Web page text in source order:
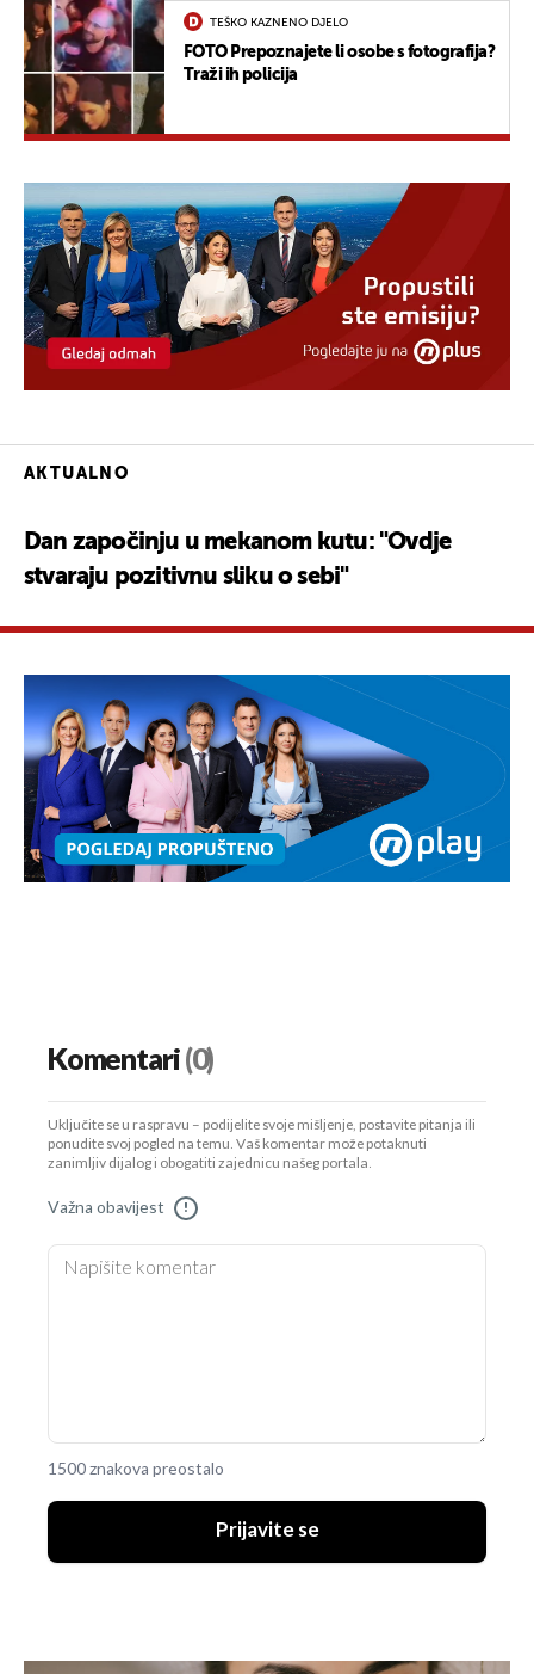
TEŠKO KAZNENO DJELO
FOTO Prepoznajete li osobe s fotografija?
Traži ih policija
AKTUALNO
Dan započinju u mekanom kutu: "Ovdje
stvaraju pozitivnu sliku o sebi"
Komentari(0)
Uključite se u raspravu – podijelite svoje mišljenje, postavite pitanja ili
ponudite svoj pogled na temu. Vaš komentar može potaknuti
zanimljiv dijalog i obogatiti zajednicu našeg portala.
Važna obavijest !
1500 znakova preostalo
Prijavite se